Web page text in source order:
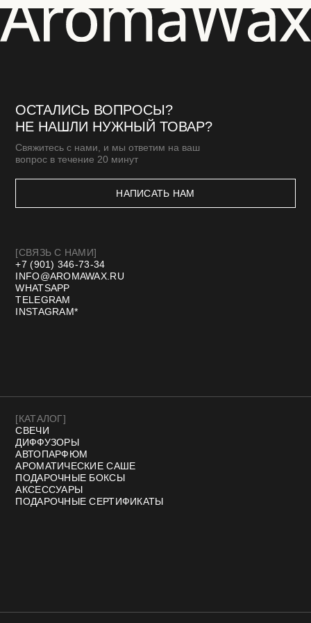
МАСТЕР-КЛАССЫ
БЛОГ
ДОСТАВКА И ОПЛАТА
ОПТОВАЯ ПРОДАЖА
КОНТАКТЫ И РЕКВИЗИТЫ
Договор оферты
Политика конфиденциальности
Разработка сайта